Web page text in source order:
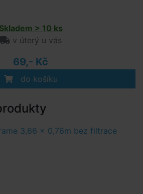
Skladem > 10 ks
v úterý u vás
69,- Kč
do košíku
3,66 x 0,76m bez filtrace